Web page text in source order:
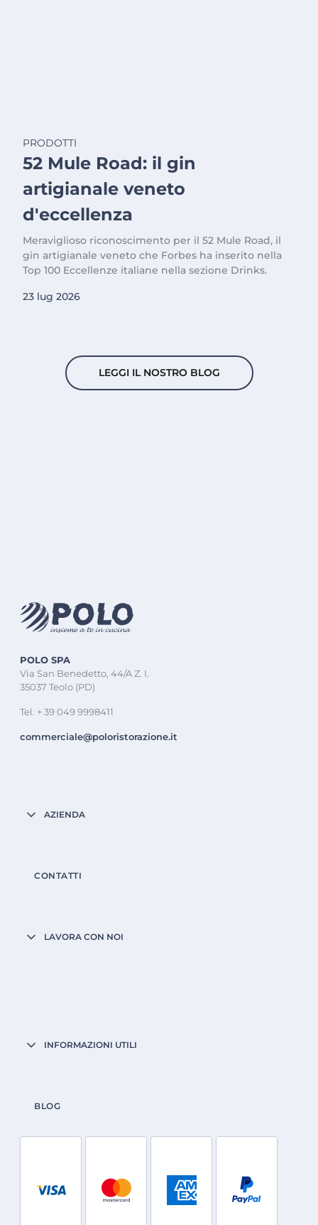
PRODOTTI
52 Mule Road: il gin
artigianale veneto
d'eccellenza
Meraviglioso riconoscimento per il 52 Mule Road, il
gin artigianale veneto che Forbes ha inserito nella
Top 100 Eccellenze italiane nella sezione Drinks.
23 lug 2026
LEGGI IL NOSTRO BLOG
POLO SPA
Via San Benedetto, 44/A Z. I.
35037 Teolo (PD)
Tel. + 39 049 9998411
commerciale@poloristorazione.it
AZIENDA
CONTATTI
LAVORA CON NOI
INFORMAZIONI UTILI
BLOG